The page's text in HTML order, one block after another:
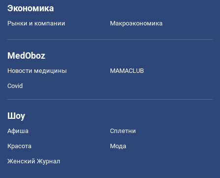
Экономика
Рынки и компании Mакроэкономика
MedOboz
Новости медицины MAMACLUB
Covid
Шоу
Афиша Сплетни
Красота Мода
Женский Журнал